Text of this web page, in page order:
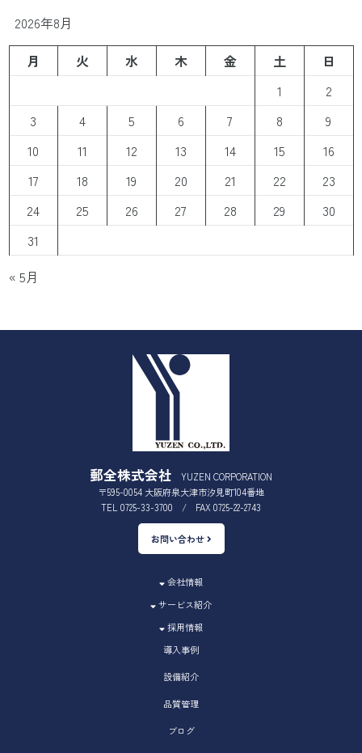
2026年8月
月
火 水 木 金 土
日
1
2
3
4 5 6 7 8
9
10
11 12 13 14 15
16
17
18 19 20 21 22
23
24
25 26 27 28 29
30
31
« 5月
郵全株式会社 YUZEN CORPORATION
〒595-0054 大阪府泉大津市汐見町104番地
TEL 0725-33-3700 / FAX 0725-22-2743
お問い合わせ
会社情報
サービス紹介
採用情報
導入事例
設備紹介
品質管理
ブログ